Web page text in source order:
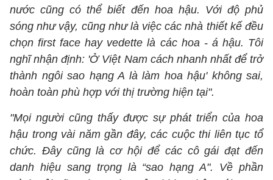
nước cũng có thể biết đến hoa hậu. Với độ phủ
sóng như vậy, cũng như là việc các nhà thiết kế đều
chọn first face hay vedette là các hoa - á hậu. Tôi
nghĩ nhận định: 'Ở Việt Nam cách nhanh nhất để trở
thành ngôi sao hạng A là làm hoa hậu' không sai,
hoàn toàn phù hợp với thị trường hiện tại".
"Mọi người cũng thấy được sự phát triển của hoa
hậu trong vài năm gần đây, các cuộc thi liên tục tổ
chức. Đây cũng là cơ hội để các cô gái đạt đến
danh hiệu sang trọng là “sao hạng A". Về phần